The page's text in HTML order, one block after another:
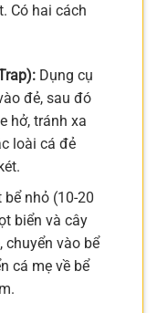
Có hai cách
Dụng cụ
đẻ, sau đó
hở, tránh xa
loài cá đẻ
nhỏ (10-20
biển và cây
chuyển vào bể
cá mẹ về bể